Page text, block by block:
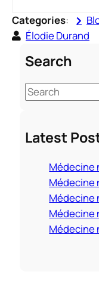
Categories:
Élodie Durand
Search
S
e
rLatest
Médecine
Médecine
Médecine
Médecine
Médecine